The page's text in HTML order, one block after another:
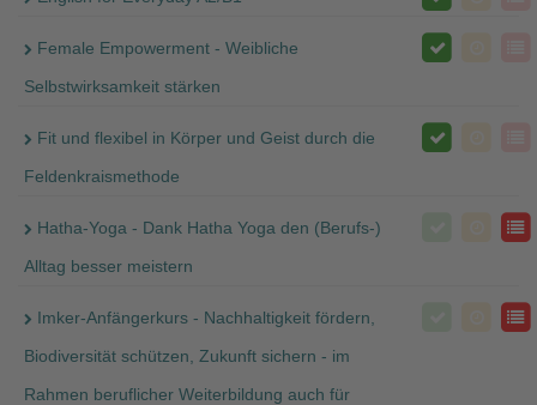
Female Empowerment - Weibliche
Selbstwirksamkeit stärken
Fit und flexibel in Körper und Geist durch die
Feldenkraismethode
Hatha-Yoga - Dank Hatha Yoga den (Berufs-)
Alltag besser meistern
Imker-Anfängerkurs - Nachhaltigkeit fördern,
Biodiversität schützen, Zukunft sichern - im
Rahmen beruflicher Weiterbildung auch für